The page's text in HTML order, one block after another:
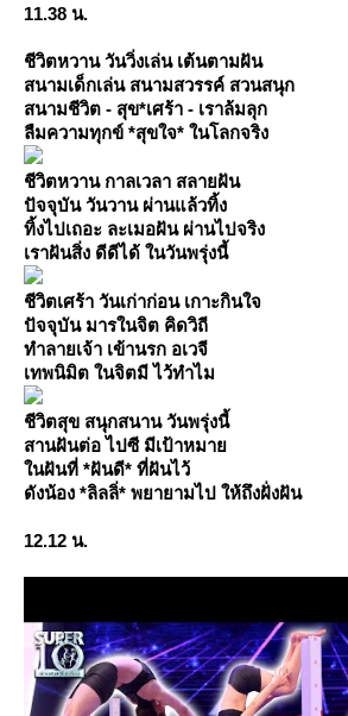
11.38 น.
ชีวิตหวาน วันวิ่งเล่น เต้นตามฝัน
สนามเด็กเล่น สนามสวรรค์ สวนสนุก
สนามชีวิต - สุข*เศร้า - เราล้มลุก
ลืมความทุกข์ *สุขใจ* ในโลกจริง
ชีวิตหวาน กาลเวลา สลายฝัน
ปัจจุบัน วันวาน ผ่านแล้วทิ้ง
ทิ้งไปเถอะ ละเมอฝัน ผ่านไปจริง
เราฝันสิ่ง ดีดีได้ ในวันพรุ่งนี้
ชีวิตเศร้า วันเก่าก่อน เกาะกินใจ
ปัจจุบัน มารในจิต คิดวิถี
ทำลายเจ้า เข้านรก อเวจี
เทพนิมิต ในจิตมี ไว้ทำไม
ชีวิตสุข สนุกสนาน วันพรุ่งนี้
สานฝันต่อ ไปซี มีเป้าหมา
นฝันที่ *ฝันดี* ที่ฝันไว้
ดังน้อง *ลิลลิ่* พยายามไป ให้ถึงฝั่งฝัน
12.12 น.